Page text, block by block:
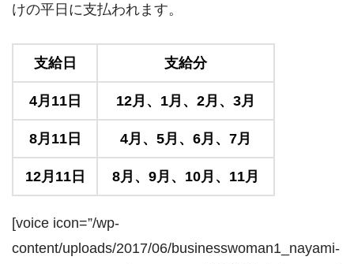
けの平日に支払われます。
支給日 支給分
4月11日 12月、1月、2月、3月
8月11日 4月、5月、6月、7月
12月11日 8月、9月、10月、11月
[voice icon=”/wp-
content/uploads/2017/06/businesswoman1_nayami-